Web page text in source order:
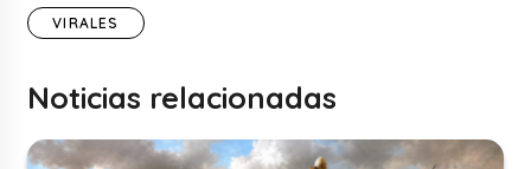
VIRALES
Noticias relacionadas